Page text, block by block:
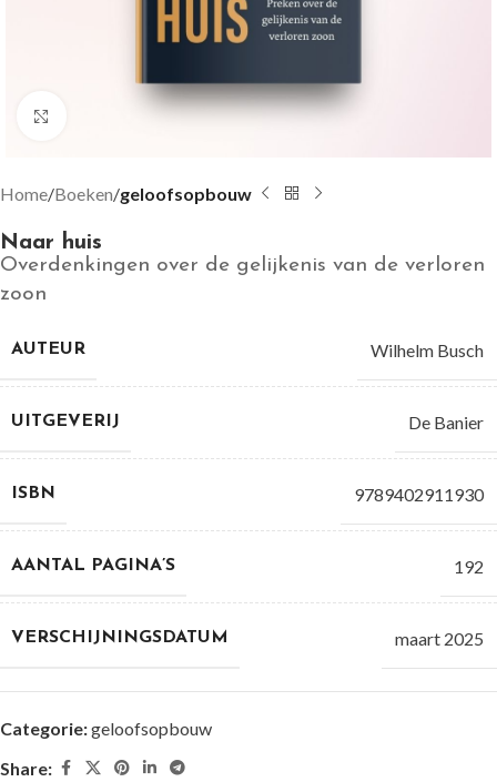
Groter bekijken
Home Boeken geloofsopbouw
Naar huis
Overdenkingen over de gelijkenis van de verloren
zoon
AUTEUR Wilhelm Busch
UITGEVERIJ De Banier
ISBN 9789402911930
AANTAL PAGINA’S 192
VERSCHIJNINGSDATUM maart 2025
Categorie:geloofsopbouw
Share: